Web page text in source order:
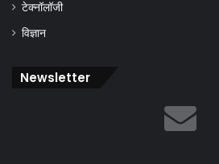
टेक्नॉलॉजी
विज्ञान
Newsletter